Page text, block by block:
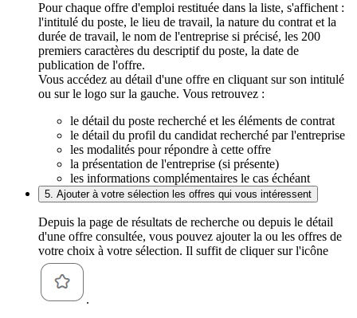
Pour chaque offre d'emploi restituée dans la liste, s'affichent :
l'intitulé du poste, le lieu de travail, la nature du contrat et la
durée de travail, le nom de l'entreprise si précisé, les 200
premiers caractères du descriptif du poste, la date de
publication de l'offre.
Vous accédez au détail d'une offre en cliquant sur son intitulé
ou sur le logo sur la gauche. Vous retrouvez :
le détail du poste recherché et les éléments de contrat
le détail du profil du candidat recherché par l'entreprise
les modalités pour répondre à cette offre
la présentation de l'entreprise (si présente)
les informations complémentaires le cas échéant
5. Ajouter à votre sélection les offres qui vous intéressent
Depuis la page de résultats de recherche ou depuis le détail
d'une offre consultée, vous pouvez ajouter la ou les offres de
votre choix à votre sélection. Il suffit de cliquer sur l'icône
.